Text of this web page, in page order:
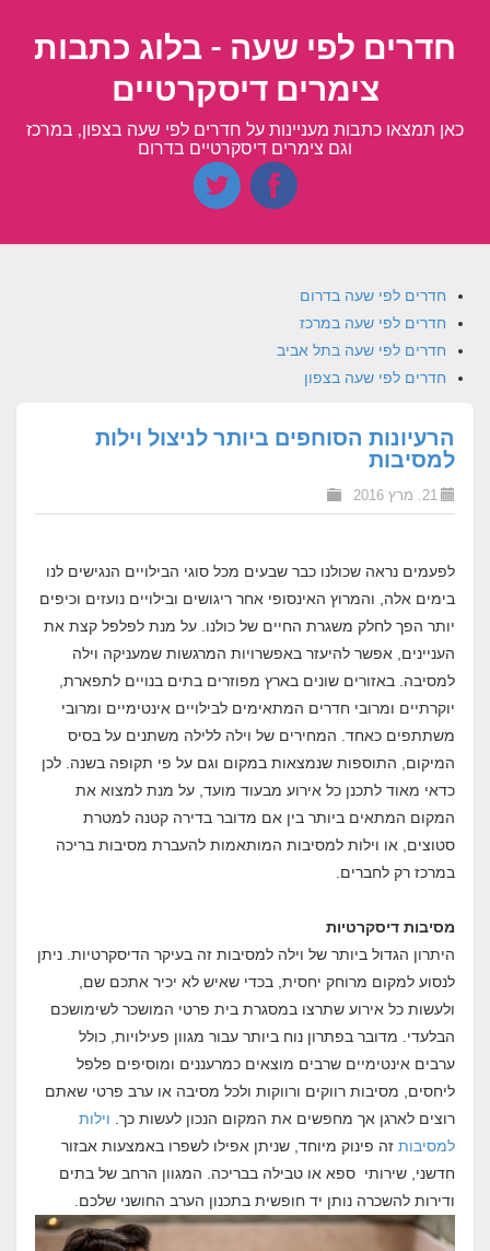
חדרים לפי שעה - בלוג כתבות
צימרים דיסקרטיים
כאן תמצאו כתבות מעניינות על חדרים לפי שעה בצפון, במרכז
וגם צימרים דיסקרטיים בדרום
חדרים לפי שעה בדרום
חדרים לפי שעה במרכז
חדרים לפי שעה בתל אביב
חדרים לפי שעה בצפון
הרעיונות הסוחפים ביותר לניצול וילות
למסיבות
21. מרץ 2016
לפעמים נראה שכולנו כבר שבעים מכל סוגי הבילויים הנגישים לנו
בימים אלה, והמרוץ האינסופי אחר ריגושים ובילויים נועזים וכיפים
יותר הפך לחלק משגרת החיים של כולנו. על מנת לפלפל קצת את
העניינים, אפשר להיעזר באפשרויות המרגשות שמעניקה וילה
למסיבה. באזורים שונים בארץ מפוזרים בתים בנויים לתפארת,
יוקרתיים ומרובי חדרים המתאימים לבילויים אינטימיים ומרובי
משתתפים כאחד. המחירים של וילה ללילה משתנים על בסיס
המיקום, התוספות שנמצאות במקום וגם על פי תקופה בשנה. לכן
כדאי מאוד לתכנן כל אירוע מבעוד מועד, על מנת למצוא את
המקום המתאים ביותר בין אם מדובר בדירה קטנה למטרת
סטוצים, או וילות למסיבות המותאמות להעברת מסיבות בריכה
במרכז רק לחברים.
מסיבות דיסקרטיות
היתרון הגדול ביותר של וילה למסיבות זה בעיקר הדיסקרטיות. ניתן
לנסוע למקום מרוחק יחסית, בכדי שאיש לא יכיר אתכם שם,
ולעשות כל אירוע שתרצו במסגרת בית פרטי המושכר לשימושכם
הבלעדי. מדובר בפתרון נוח ביותר עבור מגוון פעילויות, כולל
ערבים אינטימיים שרבים מוצאים כמרעננים ומוסיפים פלפל
ליחסים, מסיבות רווקים ורווקות ולכל מסיבה או ערב פרטי שאתם
רוצים לארגן אך מחפשים את המקום הנכון לעשות כך. וילות
למסיבותזה פינוק מיוחד, שניתן אפילו לשפרו באמצעות אבזור
חדשני, שירותי ספא או טבילה בבריכה. המגוון הרחב של בתים
ודירות להשכרה נותן יד חופשית בתכנון הערב החושני שלכם.